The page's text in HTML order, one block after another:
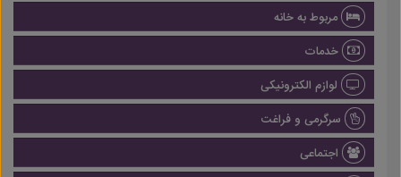
مربوط به خانه
خدمات
لوازم الکترونیکی
سرگرمی و فراغت
اجتماعی